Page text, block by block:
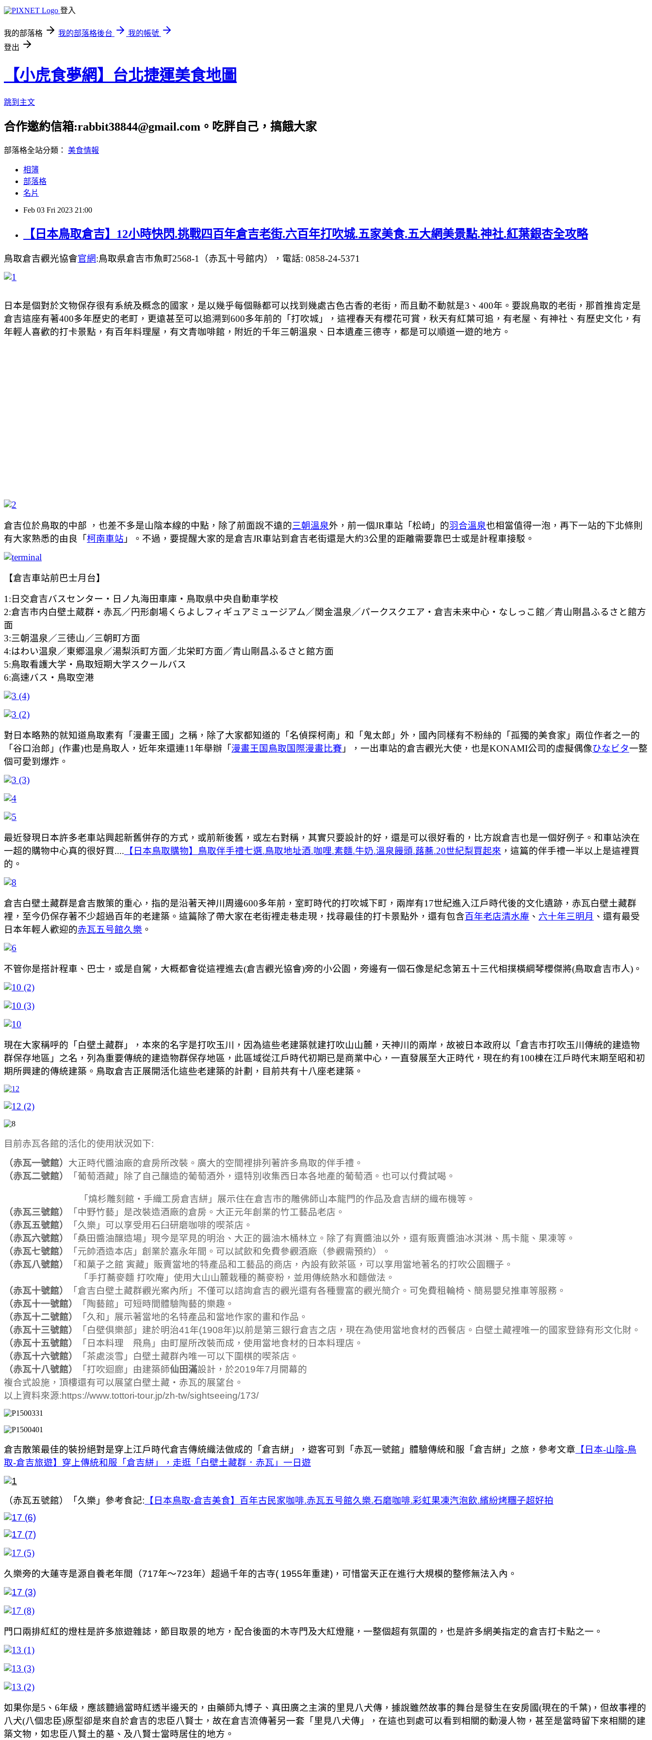
登入
我的部落格 我的部落格後台
我的帳號
登出
【小虎食夢網】台北捷運美食地圖
跳到主文
合作邀約信箱:rabbit38844@gmail.com。吃胖自己，搞餓大家
部落格全站分類： 美食情報
相簿
部落格
名片
Feb 03 Fri 2023 21:00
【日本鳥取倉吉】12小時快閃.挑戰四百年倉吉老街.六百年打吹城.五家美食.五大網美景點.神社.紅葉銀杏全攻略
鳥取倉吉觀光協會官網:鳥取県倉吉市魚町2568-1（赤瓦十号館内），電話: 0858-24-5371
日本是個對於文物保存很有系統及概念的國家，是以幾乎每個縣都可以找到幾處古色古香的老街，而且動不動就是3、400年。要說鳥取的老街，那首推肯定是
倉吉這座有著400多年歷史的老町，更遠甚至可以追溯到600多年前的「打吹城」，這裡春天有櫻花可賞，秋天有紅葉可追，有老屋、有神社、有歷史文化，有
年輕人喜歡的打卡景點，有百年料理屋，有文青咖啡館，附近的千年三朝溫泉、日本遺產三德寺，都是可以順道一遊的地方。
倉吉位於鳥取的中部 ，也差不多是山陰本線的中點，除了前面說不遠的三朝溫泉外，前一個JR車站「松崎」的羽合溫泉也相當值得一泡，再下一站的下北條則
有大家熟悉的由良「柯南車站 」。不過，要提醒大家的是倉吉JR車站到倉吉老街還是大約3公里的距離需要靠巴士或是計程車接駁。
【倉吉車站前巴士月台】
1:日交倉吉バスセンター・日ノ丸海田車庫・鳥取県中央自動車学校
2:倉吉市内白壁土蔵群・赤瓦／円形劇場くらよしフィギュアミュージアム／関金温泉／パークスクエア・倉吉未来中心・なしっこ館／青山剛昌ふるさと館方
面
3:三朝温泉／三徳山／三朝町方面
4:はわい温泉／東郷温泉／湯梨浜町方面／北栄町方面／青山剛昌ふるさと館方面
5:鳥取看護大学・鳥取短期大学スクールバス
6:高速バス・鳥取空港
對日本略熟的就知道鳥取素有「漫畫王國」之稱，除了大家都知道的「名偵探柯南」和「鬼太郎」外，國內同樣有不粉絲的「孤獨的美食家」兩位作者之一的
「谷口治郎」(作畫)也是鳥取人，近年來還連11年舉辦「漫畫王国鳥取国際漫畫比賽 」，一出車站的倉吉觀光大使，也是KONAMI公司的虛擬偶像ひなビタ一整
個可愛到爆炸。
最近發現日本許多老車站興起新舊併存的方式，或前新後舊，或左右對稱，其實只要設計的好，還是可以很好看的，比方說倉吉也是一個好例子。和車站泱在
一超的購物中心真的很好買.... 【日本鳥取購物】鳥取伴手禮七選.鳥取地址酒.咖哩.素麵.牛奶.溫泉饅頭.蕗蕎.20世紀梨買起來 ，這篇的伴手禮一半以上是這裡買
的。
倉吉白壁土藏群是倉吉散策的重心，指的是沿著天神川周邊600多年前，室町時代的打吹城下町，兩岸有17世紀進入江戶時代後的文化遺跡，赤瓦白壁土藏群
裡，至今仍保存著不少超過百年的老建築。這篇除了帶大家在老街裡走巷走現，找尋最佳的打卡景點外，還有包含百年老店清水庵 、 六十年三明月 、還有最受
日本年輕人歡迎的赤瓦五号館久樂 。
不管你是搭計程車、巴士，或是自駕，大概都會從這裡進去(倉吉觀光協會)旁的小公園，旁邊有一個石像是紀念第五十三代相撲橫綱琴櫻傑將(鳥取倉吉市人)。
現在大家稱呼的「白壁土藏群」，本來的名字是打吹玉川，因為這些老建築就建打吹山山麓，天神川的兩岸，故被日本政府以「倉吉市打吹玉川傳統的建造物
群保存地區」之名，列為重要傳統的建造物群保存地區，此區域從江戶時代初期已是商業中心，一直發展至大正時代，現在約有100棟在江戶時代末期至昭和初
期所興建的傳統建築。鳥取倉吉正展開活化這些老建築的計劃，目前共有十八座老建築。
目前赤瓦各館的活化的使用狀況如下:
（赤瓦一號館） 大正時代醬油廠的倉房所改裝。廣大的空間裡排列著許多鳥取的伴手禮。
（赤瓦二號館）
「葡萄酒藏」除了自己釀造的葡萄酒外，還特別收集西日本各地產的葡萄酒。也可以付費試喝。
「燒杉雕刻館・手織工房倉吉絣」展示住在倉吉市的雕佛師山本龍門的作品及倉吉絣的織布機等。
（赤瓦三號館）
「中野竹藝」是改裝造酒廠的倉房。大正元年創業的竹工藝品老店。
（赤瓦五號館）
「久樂」可以享受用石臼研磨咖啡的喫茶店。
（赤瓦六號館）
「桑田醬油醸造場」現今是罕見的明治、大正的醤油木桶林立。除了有賣醬油以外，還有販賣醬油冰淇淋、馬卡龍、果凍等。
（赤瓦七號館）
「元帥酒造本店」創業於嘉永年間。可以試飲和免費參觀酒廠（參觀需預約）。
（赤瓦八號館）
「和菓子之館 寅藏」販賣當地的特產品和工藝品的商店，內設有飲茶區，可以享用當地著名的打吹公園糰子。
「手打蕎麥麵 打吹庵」使用大山山麓栽種的蕎麥粉，並用傳統熱水和麵做法。
（赤瓦十號館）
「倉吉白壁土藏群觀光案內所」不僅可以諮詢倉吉的觀光還有各種豐富的觀光簡介。可免費租輪椅、簡易嬰兒推車等服務。
（赤瓦十一號館）
「陶藝館」可短時間體驗陶藝的樂趣。
（赤瓦十二號館）
「久和」展示著當地的名特產品和當地作家的畫和作品。
（赤瓦十三號館）
「白壁倶樂部」建於明治41年(1908年)以前是第三銀行倉吉之店，現在為使用當地食材的西餐店。白壁土藏裡唯一的國家登錄有形文化財。
（赤瓦十五號館）
「日本料理 飛鳥」由町屋所改裝而成，使用當地食材的日本料理店。
（赤瓦十六號館）
「茶處淡雪」白壁土藏群內唯一可以下圍棋的喫茶店。
（赤瓦十八號館）
「打吹迴廊」由建築師仙田滿設計，於2019年7月開幕的
複合式設施，頂樓還有可以展望白壁土藏・赤瓦的展望台。
以上資料來源:https://www.tottori-tour.jp/zh-tw/sightseeing/173/
倉吉散策最佳的裝扮絕對是穿上江戶時代倉吉傳統織法做成的「倉吉絣」，遊客可到「赤瓦一號館」體驗傳統和服「倉吉絣」之旅，參考文章 【日本-山陰-鳥
取-倉吉旅遊】穿上傳統和服「倉吉絣」，走逛「白壁土藏群．赤瓦」一日遊
（赤瓦五號館）「久樂」參考食記: 【日本鳥取-倉吉美食】百年古民家咖啡.赤瓦五号館久樂.石磨咖啡.彩虹果凍汽泡飲.繽紛烤糰子超好拍
久樂旁的大蓮寺是源自養老年間（717年～723年）超過千年的古寺( 1955年重建)，可惜當天正在進行大規模的整修無法入內。
門口兩排紅紅的燈柱是許多旅遊雜誌，節目取景的地方，配合後面的木寺門及大紅燈籠，一整個超有氛圍的，也是許多網美指定的倉吉打卡點之一。
如果你是5、6年級，應該聽過當時紅透半邊天的，由藥師丸博子、真田廣之主演的里見八犬傳，據說雖然故事的舞台是發生在安房國(現在的千葉)，但故事裡的
八犬(八個忠臣)原型卻是來自於倉吉的忠臣八賢士，故在倉吉流傳著另一套「里見八犬傳」，在這也到處可以看到相關的動漫人物，甚至是當時留下來相關的建
築文物，如忠臣八賢土的墓、及八賢士當時居住的地方。